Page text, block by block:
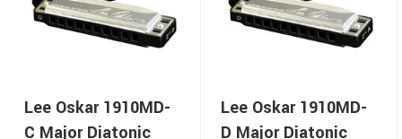
Lee Oskar 1910MD-
C Major Diatonic
Lee Oskar 1910MD-
D Major Diatonic